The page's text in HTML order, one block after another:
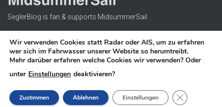
SeglerBlog is fan & supports MidsummerSail
HOME WETTER KONTAKT IMPRESSUM
DATENSCHUTZERKLÄRUNG NOT BY AI
Wir verwenden Cookies statt Radar oder AIS, um zu erfahren
wer sich im Fahrwasser unserer Website so herumtreibt.
Mehr darüber erfahren welche Cookies wir verwenden? Oder
unter Einstellungen deaktivieren?
Zustimmen Ablehnen Einstellungen GDPR